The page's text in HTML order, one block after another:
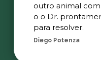
outro animal
o o Dr.
para resolver.
Diego Potenza